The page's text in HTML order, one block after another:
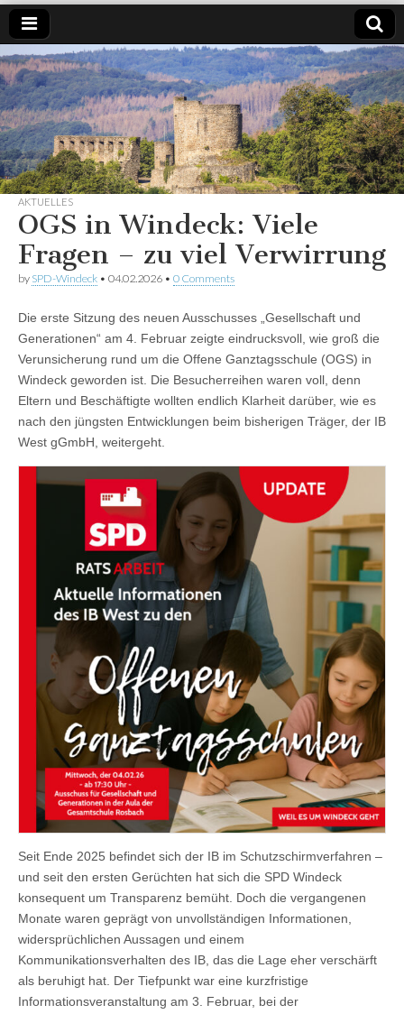
SPD
Windeck
Weil es
um
Windeck
geht.
AKTUELLES
OGS in Windeck: Viele
Fragen – zu viel Verwirrung
by SPD-Windeck • 04.02.2026 • 0 Comments
Die erste Sitzung des neuen Ausschusses „Gesellschaft und
Generationen“ am 4. Februar zeigte eindrucksvoll, wie groß die
Verunsicherung rund um die Offene Ganztagsschule (OGS) in
Windeck geworden ist. Die Besucherreihen waren voll, denn
Eltern und Beschäftigte wollten endlich Klarheit darüber, wie es
nach den jüngsten Entwicklungen beim bisherigen Träger, der IB
West gGmbH, weitergeht.
Seit Ende 2025 befindet sich der IB im Schutzschirmverfahren –
und seit den ersten Gerüchten hat sich die SPD Windeck
konsequent um Transparenz bemüht. Doch die vergangenen
Monate waren geprägt von unvollständigen Informationen,
widersprüchlichen Aussagen und einem
Kommunikationsverhalten des IB, das die Lage eher verschärft
als beruhigt hat. Der Tiefpunkt war eine kurzfristige
Informationsveranstaltung am 3. Februar, bei der